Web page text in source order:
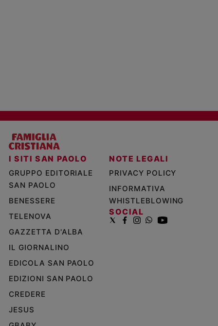
I SITI SAN PAOLO
GRUPPO EDITORIALE
SAN PAOLO
BENESSERE
TELENOVA
GAZZETTA D'ALBA
IL GIORNALINO
EDICOLA SAN PAOLO
EDIZIONI SAN PAOLO
CREDERE
JESUS
NOTE LEGALI
PRIVACY POLICY
INFORMATIVA
WHISTLEBLOWING
SOCIAL